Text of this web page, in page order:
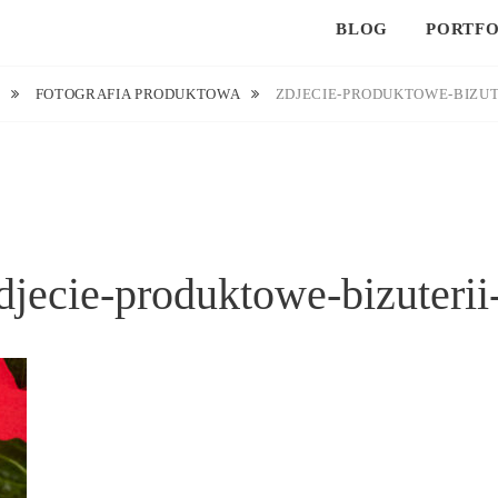
BLOG
FOTOGRAFIA PRODUKTOWA ZDJECIE-PRODUKTOWE-
produktowe-